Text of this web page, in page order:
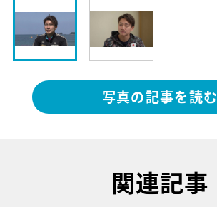
写真の記事を読む
関連記事